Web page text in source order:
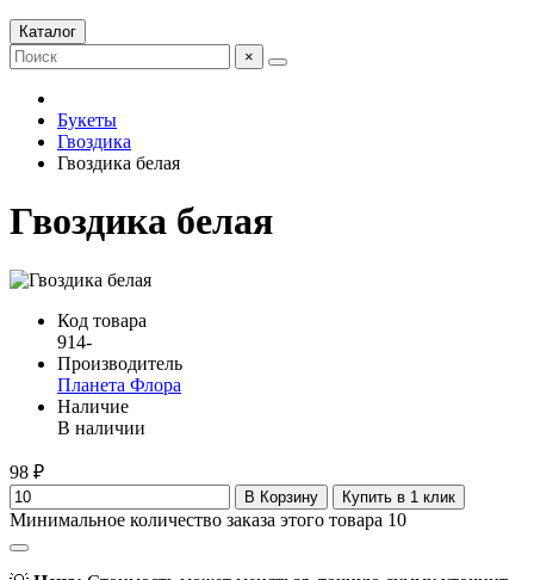
Каталог
×
Букеты
Гвоздика
Гвоздика белая
Гвоздика белая
Код товара
914-
Производитель
Планета Флора
Наличие
В наличии
98 ₽
В Корзину Купить в 1 клик
Минимальное количество заказа этого товара 10